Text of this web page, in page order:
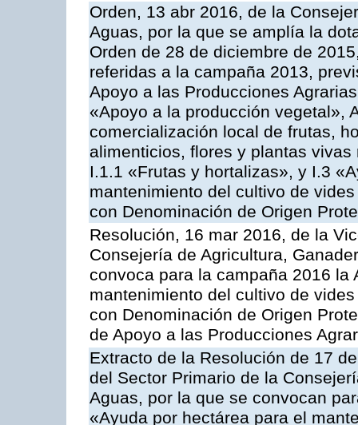
Orden, 13 abr 2016, de la
Aguas, por la que se amplía la
Orden de 28 de diciembre de
referidas a la campaña 2013,
Apoyo a las Producciones
«Apoyo a la producción vegetal»,
comercialización local de frutas,
alimenticios, flores y plantas
I.1.1 «Frutas y hortalizas», y I.3
mantenimiento del cultivo de
con Denominación de Origen
Resolución, 16 mar 2016, de la
Consejería de Agricultura,
convoca para la campaña 2016 la
mantenimiento del cultivo de
con Denominación de Origen
de Apoyo a las Producciones
Extracto de la Resolución de 17
del Sector Primario de la
Aguas, por la que se convocan
«Ayuda por hectárea para el